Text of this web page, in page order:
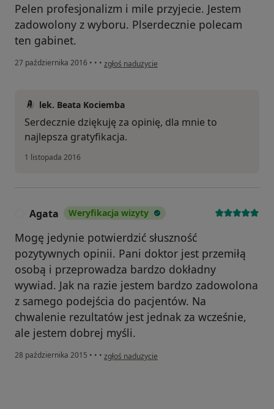
Pelen profesjonalizm i mile przyjecie. Jestem
zadowolony z wyboru. Plserdecznie polecam
ten gabinet.
27 października 2016 • • • w opinii użytkownika sylwesterposzytek
zgłoś nadużycie
lek. Beata Kociemba
Serdecznie dziękuję za opinię, dla mnie to
najlepsza gratyfikacja.
1 listopada 2016
Agata Weryfikacja wizyty
Mogę jedynie potwierdzić słuszność
pozytywnych opinii. Pani doktor jest przemiłą
osobą i przeprowadza bardzo dokładny
wywiad. Jak na razie jestem bardzo zadowolona
z samego podejścia do pacjentów. Na
chwalenie rezultatów jest jednak za wcześnie,
ale jestem dobrej myśli.
28 października 2015 • • • w opinii użytkownika Agata
zgłoś nadużycie